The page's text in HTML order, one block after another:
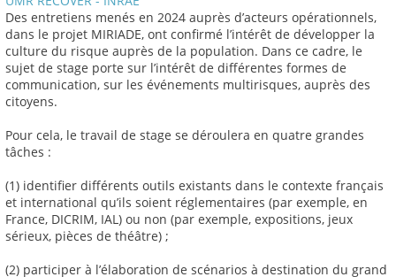
Des entretiens menés en 2024 auprès d’acteurs opérationnels,
dans le projet MIRIADE, ont confirmé l’intérêt de développer la
culture du risque auprès de la population. Dans ce cadre, le
sujet de stage porte sur l’intérêt de différentes formes de
communication, sur les événements multirisques, auprès des
citoyens.
Pour cela, le travail de stage se déroulera en quatre grandes
tâches :
(1) identifier différents outils existants dans le contexte français
et international qu’ils soient réglementaires (par exemple, en
France, DICRIM, IAL) ou non (par exemple, expositions, jeux
sérieux, pièces de théâtre) ;
(2) participer à l’élaboration de scénarios à destination du grand